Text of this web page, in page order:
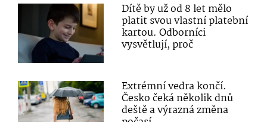
Dítě by už od 8 let mělo
platit svou vlastní platební
kartou. Odborníci
vysvětlují, proč
Extrémní vedra končí.
Česko čeká několik dnů
deště a výrazná změna